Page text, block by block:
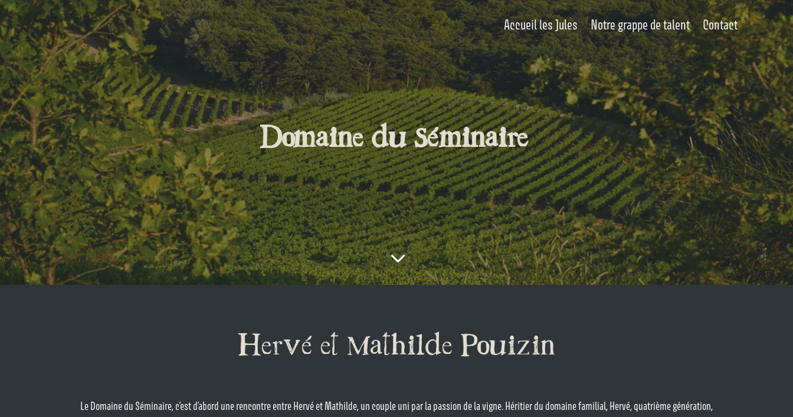
Accueil les Jules Notre grappe de talent Contact
Domaine du Séminaire
3
Hervé et Mathilde Pouizin
Le Domaine du Séminaire, c’est d’abord une rencontre entre Hervé et Mathilde, un couple uni par la passion de la vigne. Héritier du domaine familial, Hervé, quatrième génération,